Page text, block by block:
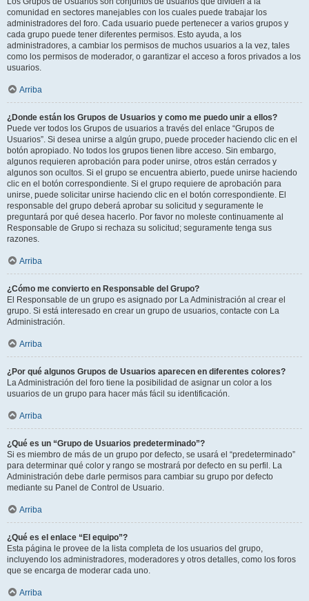
comunidad en sectores manejables con los cuales puede trabajar los
administradores del foro. Cada usuario puede pertenecer a varios grupos y
cada grupo puede tener diferentes permisos. Esto ayuda, a los
administradores, a cambiar los permisos de muchos usuarios a la vez, tales
como los permisos de moderador, o garantizar el acceso a foros privados a los
usuarios.
Arriba
¿Donde están los Grupos de Usuarios y como me puedo unir a ellos?
Puede ver todos los Grupos de usuarios a través del enlace “Grupos de
Usuarios”. Si desea unirse a algún grupo, puede proceder haciendo clic en el
botón apropiado. No todos los grupos tienen libre acceso. Sin embargo,
algunos requieren aprobación para poder unirse, otros están cerrados y
algunos son ocultos. Si el grupo se encuentra abierto, puede unirse haciendo
clic en el botón correspondiente. Si el grupo requiere de aprobación para
unirse, puede solicitar unirse haciendo clic en el botón correspondiente. El
responsable del grupo deberá aprobar su solicitud y seguramente le
preguntará por qué desea hacerlo. Por favor no moleste continuamente al
Responsable de Grupo si rechaza su solicitud; seguramente tenga sus
razones.
Arriba
¿Cómo me convierto en Responsable del Grupo?
El Responsable de un grupo es asignado por La Administración al crear el
grupo. Si está interesado en crear un grupo de usuarios, contacte con La
Administración.
Arriba
¿Por qué algunos Grupos de Usuarios aparecen en diferentes colores?
La Administración del foro tiene la posibilidad de asignar un color a los
usuarios de un grupo para hacer más fácil su identificación.
Arriba
¿Qué es un “Grupo de Usuarios predeterminado”?
Si es miembro de más de un grupo por defecto, se usará el “predeterminado”
para determinar qué color y rango se mostrará por defecto en su perfil. La
Administración debe darle permisos para cambiar su grupo por defecto
mediante su Panel de Control de Usuario.
Arriba
¿Qué es el enlace “El equipo”?
Esta página le provee de la lista completa de los usuarios del grupo,
incluyendo los administradores, moderadores y otros detalles, como los foros
que se encarga de moderar cada uno.
Arriba